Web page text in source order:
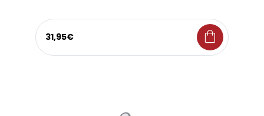
31,95€ shopping_bag